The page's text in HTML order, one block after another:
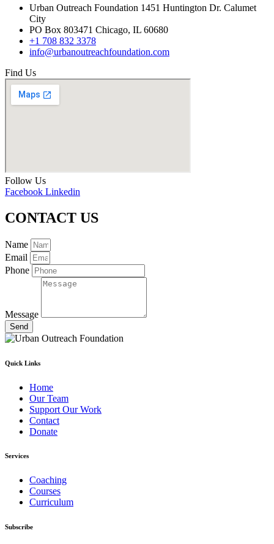
Urban Outreach Foundation 1451 Huntington Dr. Calumet
City
PO Box 803471 Chicago, IL 60680
+1 708 832 3378
info@urbanoutreachfoundation.com
Find Us
Follow Us
Facebook Linkedin
CONTACT US
Name
Email
Phone
Message
Send
Quick Links
Home
Our Team
Support Our Work
Contact
Donate
Services
Coaching
Courses
Curriculum
Subscribe